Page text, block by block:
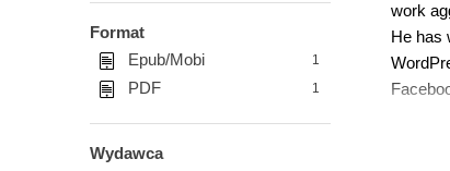
Format
Epub/Mobi
1
PDF 1
Wydawca
work
He has